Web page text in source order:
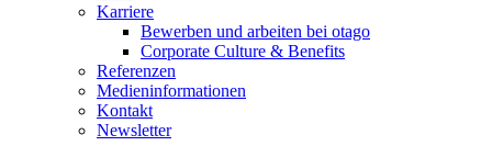
Karriere
Bewerben und arbeiten bei otago
Corporate Culture & Benefits
Referenzen
Medieninformationen
Kontakt
Newsletter